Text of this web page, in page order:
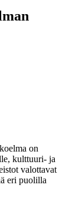
on
kulttuuri- ja
valottavat
eri puolilla